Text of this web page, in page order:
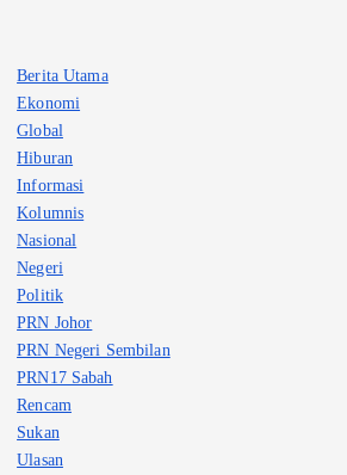
Berita Utama
Ekonomi
Global
Hiburan
Informasi
Kolumnis
Nasional
Negeri
Politik
PRN Johor
PRN Negeri Sembilan
PRN17 Sabah
Rencam
Sukan
Ulasan